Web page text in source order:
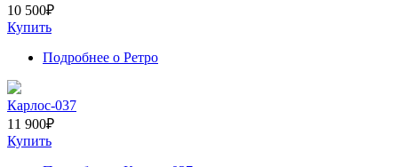
10 500₽
Купить
Подробнее о Ретро
Карлос-037
11 900₽
Купить